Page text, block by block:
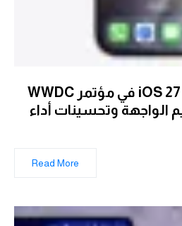
أبل تُعلن رسمياً عن iOS 27 في مؤتمر WWDC
الواجهة وتحسينات أداء
Read More